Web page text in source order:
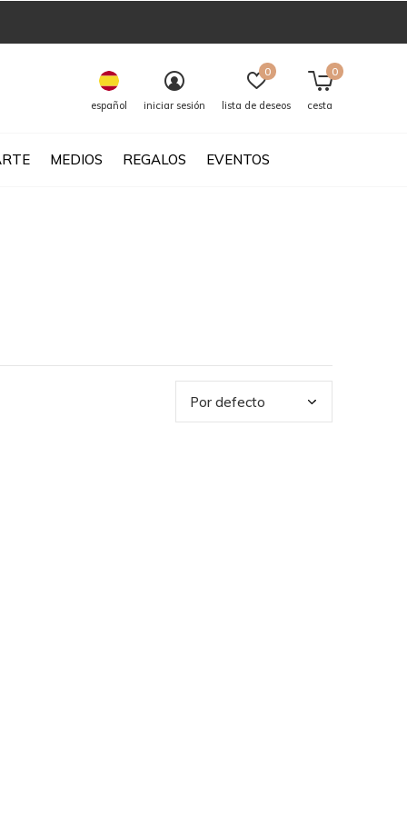
MEDIOS REGALOS EVENTOS
español iniciar sesión lista de deseos
0
cesta
0